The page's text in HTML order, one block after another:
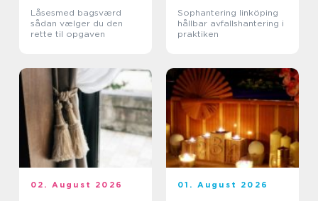
Låsesmed bagsværd
sådan vælger du den
rette til opgaven
Sophantering linköping
hållbar avfallshantering i
praktiken
02. August 2026 01. August 2026